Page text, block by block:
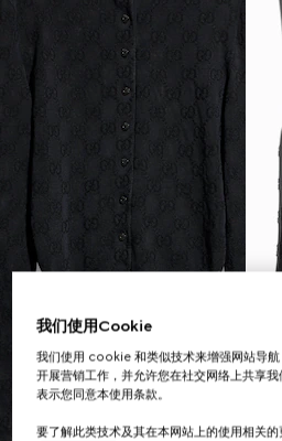
我们使用Cookie
我们使用 cookie 和类似技术来增强网站导航
开展营销工作，并允许您在社交网络上共享
表示您同意本使用条款。
要了解此类技术及其在本网站上的使用相关